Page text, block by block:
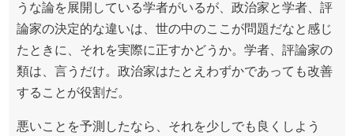
うな論を展開している学者がいるが、政治家と学者、評
論家の決定的な違いは、世の中のここが問題だなと感じ
たときに、それを実際に正すかどうか。学者、評論家の
類は、言うだけ。政治家はたとえわずかであっても改善
することが役割だ。
悪いことを予測したなら、それを少しでも良くしよう